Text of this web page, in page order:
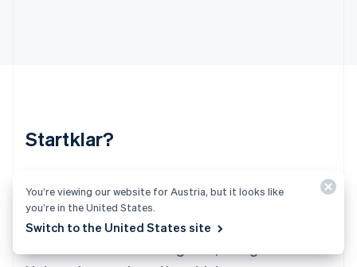
Startklar?
Erstellen Sie direkt ein Konto und beginnen Sie
mit dem Akzeptieren von Zahlungen. Unser
Sales-Team berät Sie gerne und gestaltet für
Mexiko
English
Niederlande
Norwegen
English
You’re viewing our website for Austria, but it looks like
you’re in the United States.
Switch to the United States site